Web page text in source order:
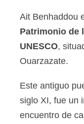
Ait Benhaddou
Patrimonio de
UNESCO,
Ouarzazate.
Este antiguo
siglo XI, fue un
encuentro de